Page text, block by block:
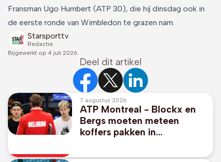
Fransman Ugo Humbert (ATP 30), die hij dinsdag ook in
de eerste ronde van Wimbledon te grazen nam.
Starsporttv
Redactie
Bijgewerkt op 4 juli 2026
Deel dit artikel
7 augustus 2026
ATP Montreal - Blockx en
Bergs moeten meteen
koffers pakken in